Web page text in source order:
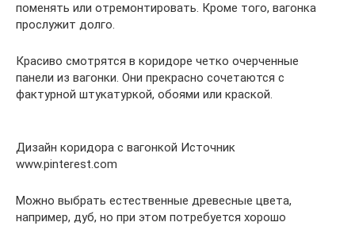
поменять или отремонтировать. Кроме того, вагонка
прослужит долго.
Красиво смотрятся в коридоре четко очерченные
панели из вагонки. Они прекрасно сочетаются с
фактурной штукатуркой, обоями или краской.
Дизайн коридора с вагонкой Источник
www.pinterest.com
Можно выбрать естественные древесные цвета,
например, дуб, но при этом потребуется хорошо